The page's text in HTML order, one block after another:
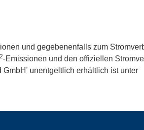
und gegebenenfalls zum
2-Emissionen und den offiziellen
unentgeltlich erhältlich ist unter